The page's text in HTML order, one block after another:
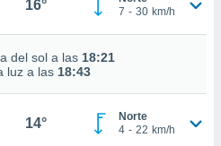
16°
7 - 30 km/h
del sol a las 18:21
luz a las 18:43
14°
Norte
4 - 22 km/h